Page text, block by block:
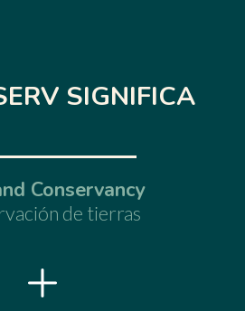
SIGNIFICA
Conservancy
de tierras